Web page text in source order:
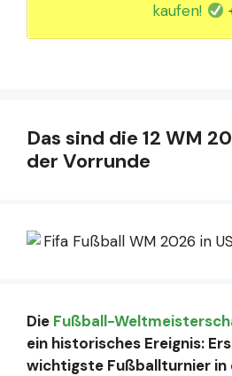
kaufen!
Das sind die 12 WM
der Vorrunde
Die Fußball-
ein historisches Ereignis:
wichtigste Fußballturnier in